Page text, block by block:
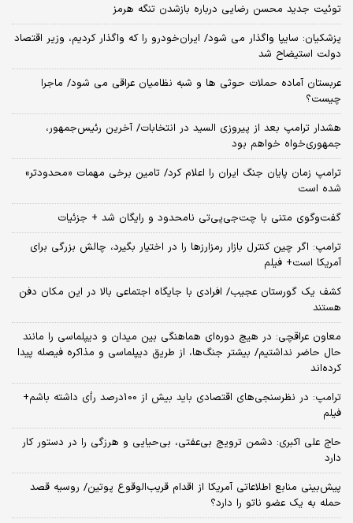
توئیت جدید محسن رضایی درباره بازشدن تنگه هرمز
پزشکیان: سایپا واگذار می شود/ ایران‌خودرو را که واگذار کردیم، وزیر اقتصاد
دولت استیضاح شد
عربستان آماده حملات حوثی ها و شبه نظامیان عراقی می شود/ ماجرا
چیست؟
هشدار ترامپ بعد از پیروزی السید در انتخابات/ آخرین رئیس‌جمهور،
جمهوری‌خواه خواهم بود
ترامپ زمان پایان جنگ ایران را اعلام کرد/ تامین برخی مهمات «محدودتر»
شده است
گفت‌وگوی متنی با چت‌جی‌پی‌تی نامحدود و رایگان شد + جزئیات
ترامپ: اگر چین کنترل بازار رمزارزها را در اختیار بگیرد، چالش بزرگی برای
آمریکا است+ فیلم
کشف یک گورستان عجیب/ افرادی با جایگاه اجتماعی بالا در این مکان دفن
هستند
معاون عراقچی: در هیچ دوره‌ای هماهنگی بین میدان و دیپلماسی را مانند
حال حاضر نداشتیم/ بیشتر جنگ‌ها، از طریق دیپلماسی و مذاکره فیصله پیدا
کرده‌اند
ترامپ: در نظرسنجی‌های اقتصادی باید بیش از 100درصد رأی داشته باشم+
فیلم
حاج علی اکبری: دشمن ترویج بی‌عفتی، بی‌حیایی و هرزگی را در دستور کار
دارد
پیش‌بینی منابع اطلاعاتی آمریکا از اقدام قریب‌الوقوع پوتین/ روسیه قصد
حمله به یک عضو ناتو را دارد؟